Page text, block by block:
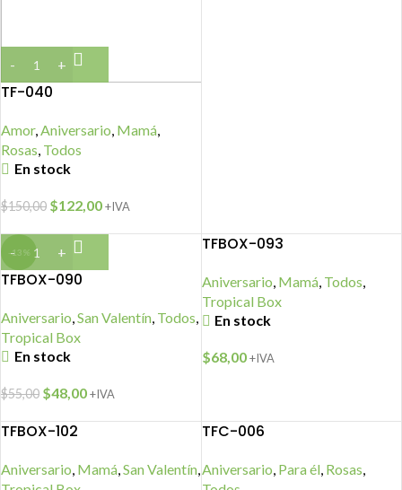
TF-040
Amor,Aniversario, Mamá,
Rosas, Todos
En stock
$150,00 $122,00+IVA
-13%
TFBOX-090
Aniversario,San Valentín, Todos,
Tropical Box
En stock
$55,00 $48,00+IVA
TFBOX-093
Aniversario, Mamá, Todos,
Tropical Box
En stock
$68,00 +IVA
TFBOX-102
Aniversario, Mamá,San Valentín,
TFC-006
Aniversario, Para él, Rosas,